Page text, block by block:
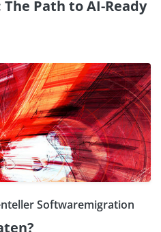
Path to AI-Ready
Softwaremigration